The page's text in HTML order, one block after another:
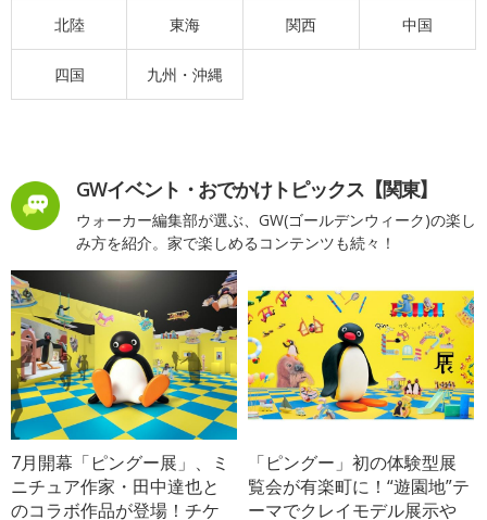
北陸 東海 関西 中国
四国 九州・沖縄
GWイベント・おでかけトピックス【関東】
ウォーカー編集部が選ぶ、GW(ゴールデンウィーク)の楽し
み方を紹介。家で楽しめるコンテンツも続々！
7月開幕「ピングー展」、ミ
ニチュア作家・田中達也と
のコラボ作品が登場！チケ
「ピングー」初の体験型展
覧会が有楽町に！“遊園地”テ
ーマでクレイモデル展示や